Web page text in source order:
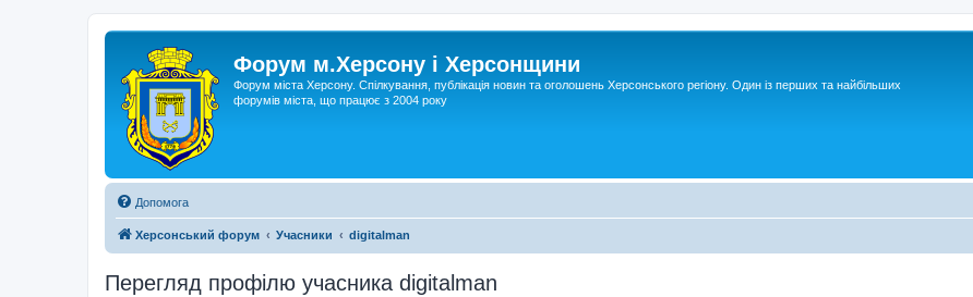
Форум м.Херсону і Херсонщини
Форум міста Херсону. Спілкування, публікація новин та оголошень Херсонського регіону. Один із перших та найбільших
форумів міста, що працює з 2004 року
Допомога
Херсонський форум Учасники digitalman
Перегляд профілю учасника digitalman